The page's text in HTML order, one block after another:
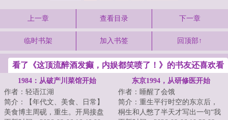
上一章 查看目录 下一章
临时书架 加入书签 回顶部↑
看了《这顶流醉酒发癫，内娱都笑喷了！》的书友还喜欢看
1984：从破产川菜馆开始
作者：轻语江湖
简介：【年代文、美食、日常】
美食博主周砚，重生。开局接盘
东京1994，从研修医开始
作者：睡醒了会饿
简介：重生平行时空的东京后，
桐生和人憋了半天才写出一句“我